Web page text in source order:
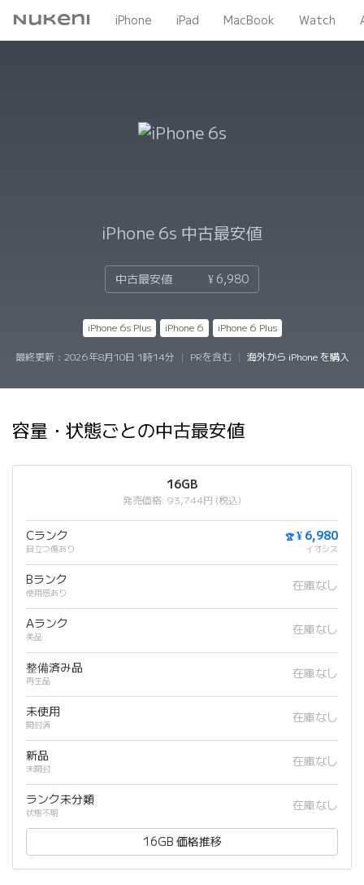
Nukeni iPhone iPad MacBook Watch
iPhone 6s 中古最安値
中古最安値 ¥ 6,980
iPhone 6s Plus iPhone 6 iPhone 6 Plus
最終更新： 2026年8月10日 1時14分 PRを含む 海外から iPhone を購入
容量・状態ごとの中古最安値
16GB
発売価格: 93,744円 (税込)
Cランク
目立つ傷あり
🏆 ¥ 6,980
イオシス
Bランク
使用感あり
在庫なし
Aランク
美品
在庫なし
整備済み品
再生品
在庫なし
未使用
開封済
在庫なし
新品
未開封
在庫なし
ランク未分類
状態不明
在庫なし
16GB 価格推移